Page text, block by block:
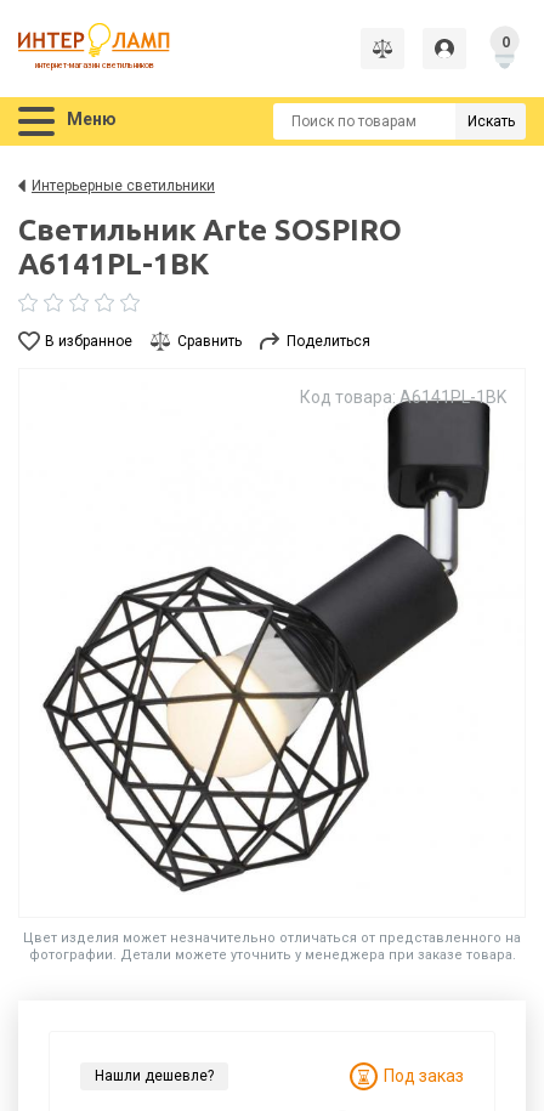
интернет-магазин светильников
0
Меню Искать
Интерьерные светильники
Светильник Arte SOSPIRO
A6141PL-1BK
В избранное Сравнить Поделиться
Код товара: A6141PL-1BK
Цвет изделия может незначительно отличаться от представленного на
фотографии. Детали можете уточнить у менеджера при заказе товара.
Нашли дешевле? Под заказ